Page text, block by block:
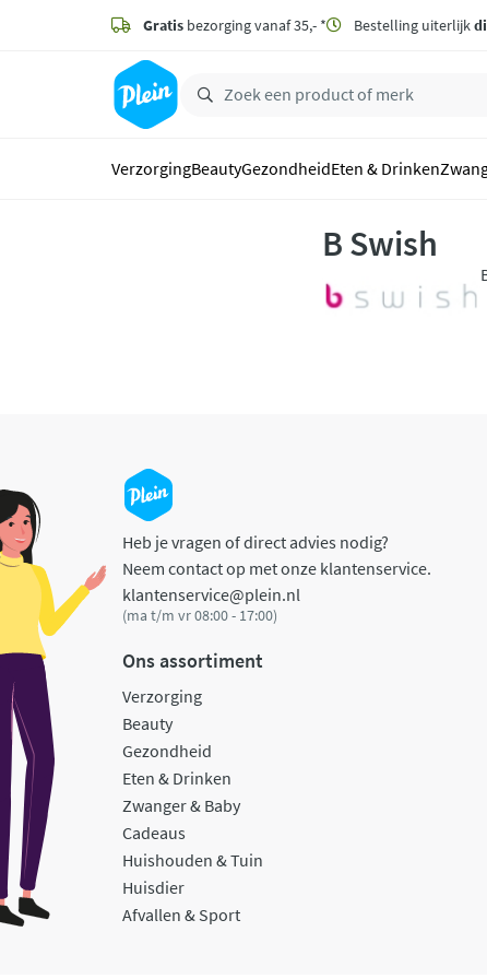
zoeken
hoofdinhoud
Gratis bezorging vanaf 35,- * Bestelling uiterlijk
VerzorgingBeautyGezondheidEten & Drinken
B Swish
Heb je vragen of direct advies nodig?
Neem contact op met onze klantenservice.
klantenservice@plein.nl
(ma t/m vr 08:00 - 17:00)
Ons assortiment
Verzorging
Beauty
Gezondheid
Eten & Drinken
Zwanger & Baby
Cadeaus
Huishouden & Tuin
Huisdier
Afvallen & Sport